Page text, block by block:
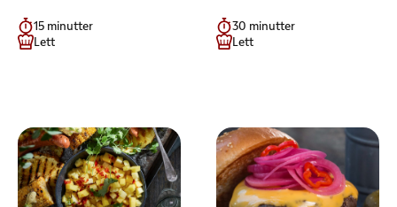
15 minutter
Lett
30 minutter
Lett